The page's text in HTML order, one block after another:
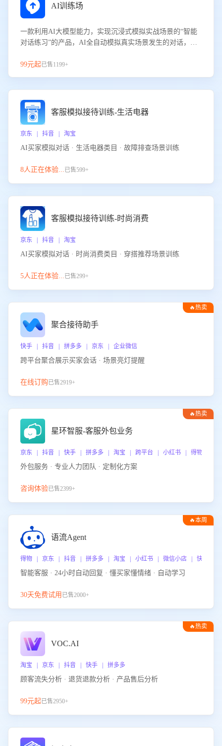
AI训练场
一款利用AI大模型能力，实现沉浸式模拟实战场景的“智能
对话练习”的产品，AI全自动模拟真实场景发生的对话，企
服能力。
99元起已售1199+
客服模拟接待训练-生活电器
京东 | 抖音 | 淘宝
AI买家模拟对话 · 生活电器类目 · 故障排查场景训练
8人正在体验...已售599+
客服模拟接待训练-时尚消费
京东 | 抖音 | 淘宝
AI买家模拟对话 · 时尚消费类目 · 穿搭推荐场景训练
5人正在体验...已售299+
🔥热卖
聚合接待助手
快手 | 抖音 | 拼多多 | 京东 | 企业微信
跨平台聚合展示买家会话 · 场景亮灯提醒
在线订购已售2919+
🔥热卖
星环智服-客服外包业务
京东 | 抖音 | 快手 | 拼多多 | 淘宝 | 跨平台 | 小红书 | 得物 | 企
外包服务 · 专业人力团队 · 定制化方案
咨询体验已售2399+
🔥本周
语流Agent
得物 | 京东 | 抖音 | 拼多多 | 淘宝 | 小红书 | 微信小店 | 快手 |
智能客服 · 24小时自动回复 · 懂买家懂情绪 · 自动学习
30天免费试用 已售2000+
🔥热卖
VOC.AI
淘宝 | 京东 | 抖音 | 快手 | 拼多多
顾客流失分析 · 退货退款分析 · 产品售后分析
99元起已售2950+